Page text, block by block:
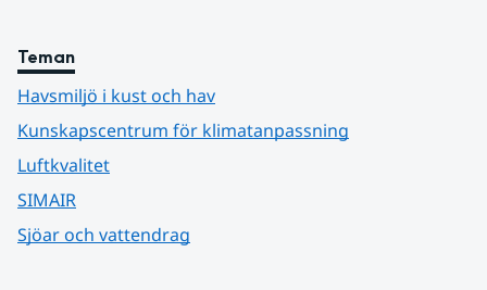
Teman
Havsmiljö i kust och hav
Kunskapscentrum för klimatanpassning
Luftkvalitet
SIMAIR
Sjöar och vattendrag